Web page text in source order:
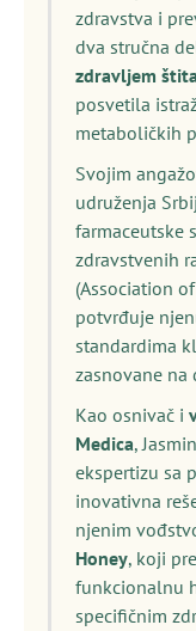
zdravstva i
dva stručna
zdravljem
posvetila
metaboličkih
Svojim
udruženja
farmaceutske
zdravstvenih
(Association
potvrđuje
standardima
zasnovane na
Kao osnivač i
Medica,
ekspertizu sa
inovativna
njenim
Honey, koji
funkcionalnu
specifičnim